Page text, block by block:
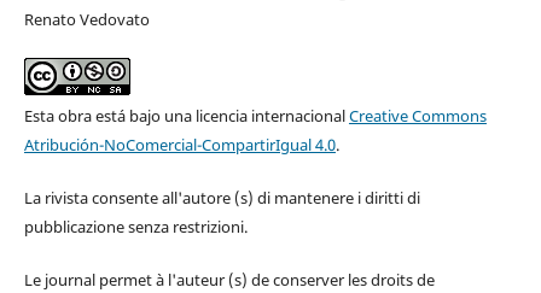
Renato Vedovato
Esta obra está bajo una licencia internacionalCreative Commons
Atribución-NoComercial-CompartirIgual 4.0.
La rivista consente all'autore (s) di mantenere i diritti di
pubblicazione senza restrizioni.
Le journal permet à l'auteur (s) de conserver les droits de